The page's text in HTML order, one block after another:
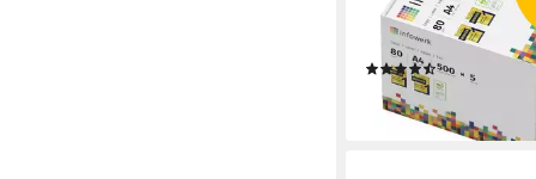
Testsieger PEFC,
(GFA-PEFC-COC-
(38)
21,95 €
lieferbar - in 3-4